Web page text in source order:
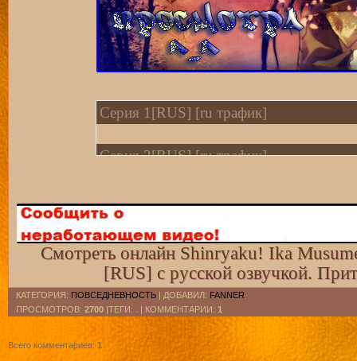
Серия 1[RUS] [ru трафик]
Серия 2[RUS] [ru трафик]
Серия 4[RUS] [ru трафик]
Серия 5[RUS] [ru трафик]
Серия 6[RUS] [ru трафик]
Смотреть онлайн Shinryaku! Ika
[RUS] с русской озвучкой.
КАТЕГОРИЯ: ПОВСЕДНЕВНОСТЬ | ДОБАВИЛ: FANNER
ПРОСМОТРОВ: 2700 |ТЕГИ: . | КОММЕНТАРИИ: 1
Всего комментариев: 1